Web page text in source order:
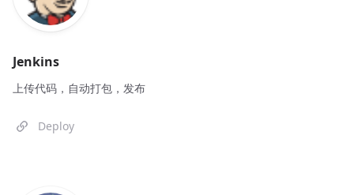
Jenkins
上传代码，自动打包，发布
Deploy